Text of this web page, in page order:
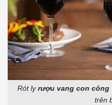
Rót lyrượu vang con công
trên